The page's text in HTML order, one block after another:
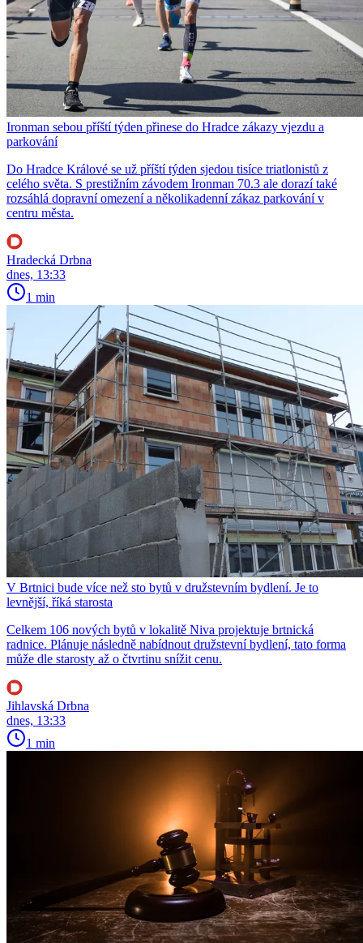
Ironman sebou příští týden přinese do Hradce zákazy vjezdu a
parkování
Do Hradce Králové se už příští týden sjedou tisíce triatlonistů z
celého světa. S prestižním závodem Ironman 70.3 ale dorazí také
rozsáhlá dopravní omezení a několikadenní zákaz parkování v
centru města.
Hradecká Drbna
dnes, 13:33
1 min
V Brtnici bude více než sto bytů v družstevním bydlení. Je to
levnější, říká starosta
Celkem 106 nových bytů v lokalitě Niva projektuje brtnická
radnice. Plánuje následně nabídnout družstevní bydlení, tato forma
může dle starosty až o čtvrtinu snížit cenu.
Jihlavská Drbna
dnes, 13:33
1 min